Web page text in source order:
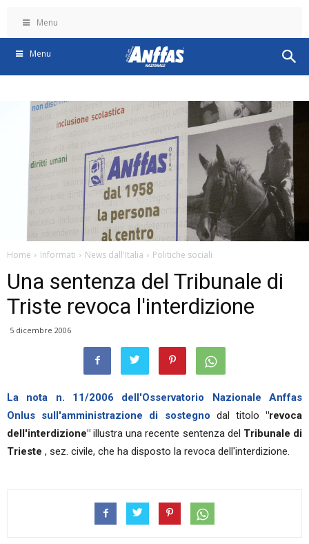
Menu
Menu
Home Informati News dall'Italia Politiche sociali
Una sentenza del Tribunale di
Triste revoca l'interdizione
5 dicembre 2006
La nota n. 11/2006 dell'Osservatorio Nazionale Anffas
Onlus sull'amministrazione di sostegno dal titolo"revoca
dell'interdizione" illustra una recente sentenza del Tribunale di
Trieste , sez. civile, che ha disposto la revoca dell'interdizione.